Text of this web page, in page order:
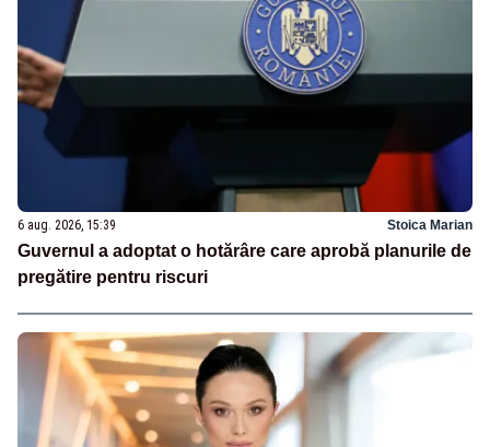
6 aug. 2026, 15:39 Stoica Marian
Guvernul a adoptat o hotărâre care aprobă planurile de
pregătire pentru riscuri